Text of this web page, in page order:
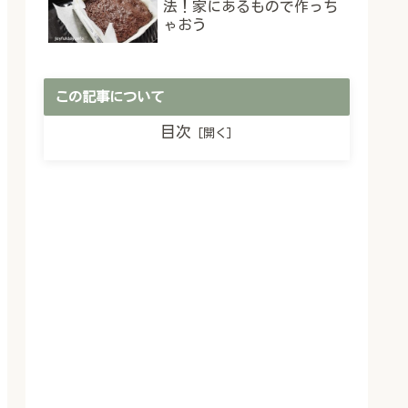
法！家にあるもので作っち
ゃおう
この記事について
目次